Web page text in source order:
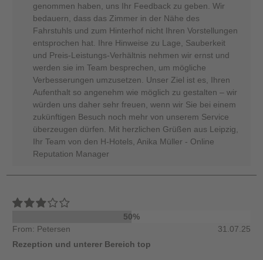
genommen haben, uns Ihr Feedback zu geben. Wir
bedauern, dass das Zimmer in der Nähe des
Fahrstuhls und zum Hinterhof nicht Ihren Vorstellungen
entsprochen hat. Ihre Hinweise zu Lage, Sauberkeit
und Preis-Leistungs-Verhältnis nehmen wir ernst und
werden sie im Team besprechen, um mögliche
Verbesserungen umzusetzen. Unser Ziel ist es, Ihren
Aufenthalt so angenehm wie möglich zu gestalten – wir
würden uns daher sehr freuen, wenn wir Sie bei einem
zukünftigen Besuch noch mehr von unserem Service
überzeugen dürfen. Mit herzlichen Grüßen aus Leipzig,
Ihr Team von den H-Hotels, Anika Müller - Online
Reputation Manager
50%
From: Petersen
31.07.25
Rezeption und unterer Bereich top